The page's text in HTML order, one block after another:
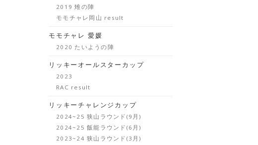
2019 雉の陣
モモチャレ岡山 result
モモチャレ 愛媛
2020 たいようの陣
リッキーオールスターカップ
2023
RAC result
リッキーチャレンジカップ
2024~25 狭山ラウンド(9月)
2024~25 飯能ラウンド(6月)
2023~24 狭山ラウンド(3月)